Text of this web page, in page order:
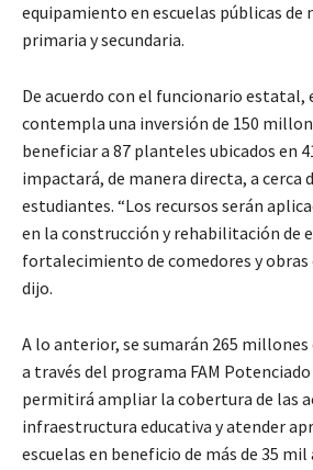
equipamiento en escuelas públicas de
primaria y secundaria.
De acuerdo con el funcionario estatal,
contempla una inversión de 150
beneficiar a 87 planteles ubicados en
impactará, de manera directa, a cerca
estudiantes. “Los recursos serán
en la construcción y rehabilitación de
fortalecimiento de comedores y
dijo.
A lo anterior, se sumarán 265 millones
a través del programa FAM Potenciado
permitirá ampliar la cobertura de las
infraestructura educativa y atender
escuelas en beneficio de más de 35